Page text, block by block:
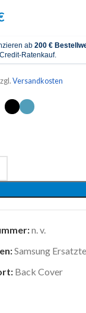
Versandkosten
n. v.
Samsung
Back Cover